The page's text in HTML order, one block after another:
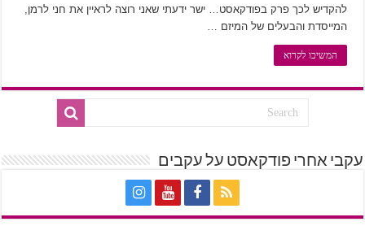
להקדיש לכך פרק בפודקאסט… ישר ידעתי שאני רוצה לראיין את חני לרמן,
המייסדת והבעלים של המיזם …
המשיכו לקרוא
עקבי אחרי פודקאסט על עקבים